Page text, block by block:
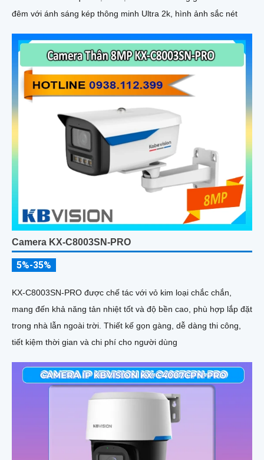
đêm với ánh sáng kép thông minh Ultra 2k, hình ảnh sắc nét
Camera KX-C8003SN-PRO
5%-35%
KX-C8003SN-PRO được chế tác với vỏ kim loại chắc chắn,
mang đến khả năng tản nhiệt tốt và độ bền cao, phù hợp lắp đặt
trong nhà lẫn ngoài trời. Thiết kế gọn gàng, dễ dàng thi công,
tiết kiệm thời gian và chi phí cho người dùng